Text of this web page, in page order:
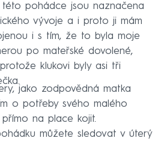
této pohádce jsou naznačena
vývoje a i proto ji mám
i s tím, že to byla moje
po mateřské dovolené,
klukovi byly asi tři
jako zodpovědná matka
o potřeby svého malého
na place kojit.
můžete sledovat v úterý